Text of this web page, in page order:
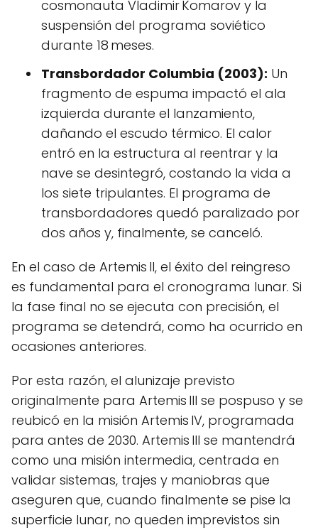
cosmonauta Vladimir Komarov y la
suspensión del programa soviético
durante 18 meses.
Transbordador Columbia (2003): Un
fragmento de espuma impactó el ala
izquierda durante el lanzamiento,
dañando el escudo térmico. El calor
entró en la estructura al reentrar y la
nave se desintegró, costando la vida a
los siete tripulantes. El programa de
transbordadores quedó paralizado por
dos años y, finalmente, se canceló.
En el caso de Artemis II, el éxito del reingreso
es fundamental para el cronograma lunar. Si
la fase final no se ejecuta con precisión, el
programa se detendrá, como ha ocurrido en
ocasiones anteriores.
Por esta razón, el alunizaje previsto
originalmente para Artemis III se pospuso y se
reubicó en la misión Artemis IV, programada
para antes de 2030. Artemis III se mantendrá
como una misión intermedia, centrada en
validar sistemas, trajes y maniobras que
aseguren que, cuando finalmente se pise la
superficie lunar, no queden imprevistos sin